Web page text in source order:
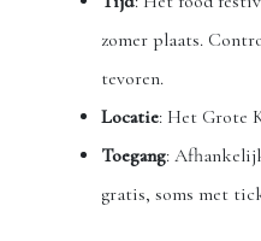
zomer plaats.
tevoren.
Locatie: Het Grote
Toegang:
gratis, soms met